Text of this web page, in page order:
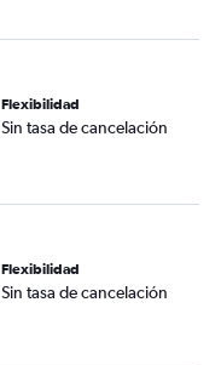
Flexibilidad
Sin tasa de cancelación
Flexibilidad
Sin tasa de cancelación